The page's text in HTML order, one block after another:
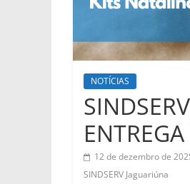
NOTÍCIAS
12 de dezembro de
SINDSERV Jaguariúna